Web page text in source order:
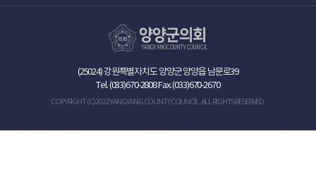
양양군의회
YANGYANG COUNTY COUNCIL
(25024) 강원특별자치도 양양군 양양읍 남문로39
Tel.(033)670-2808Fax. (033)670-2670
COPYRIGHT (C) 2022 YANGYANG COUNTY COUNCIL. ALL RIGHTS RESERVED.